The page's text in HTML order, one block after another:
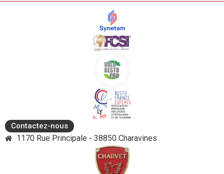
Contactez-nous
1170 Rue Principale - 38850 Charavines